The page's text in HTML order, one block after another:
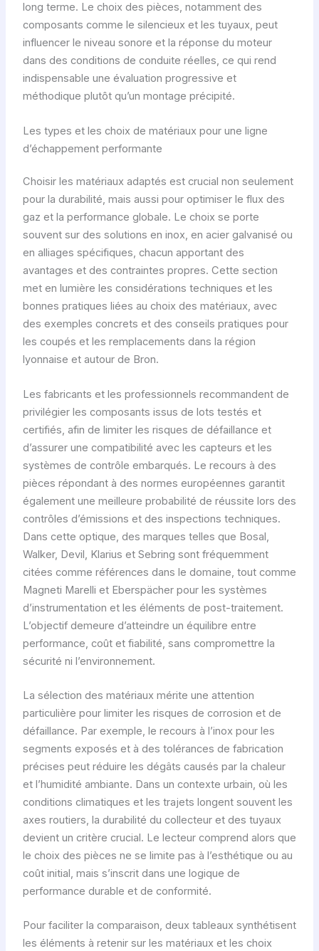
long terme. Le choix des pièces, notamment des
composants comme le silencieux et les tuyaux, peut
influencer le niveau sonore et la réponse du moteur
dans des conditions de conduite réelles, ce qui rend
indispensable une évaluation progressive et
méthodique plutôt qu’un montage précipité.
Les types et les choix de matériaux pour une ligne
d’échappement performante
Choisir les matériaux adaptés est crucial non seulement
pour la durabilité, mais aussi pour optimiser le flux des
gaz et la performance globale. Le choix se porte
souvent sur des solutions en inox, en acier galvanisé ou
en alliages spécifiques, chacun apportant des
avantages et des contraintes propres. Cette section
met en lumière les considérations techniques et les
bonnes pratiques liées au choix des matériaux, avec
des exemples concrets et des conseils pratiques pour
les coupés et les remplacements dans la région
lyonnaise et autour de Bron.
Les fabricants et les professionnels recommandent de
privilégier les composants issus de lots testés et
certifiés, afin de limiter les risques de défaillance et
d’assurer une compatibilité avec les capteurs et les
systèmes de contrôle embarqués. Le recours à des
pièces répondant à des normes européennes garantit
également une meilleure probabilité de réussite lors des
contrôles d’émissions et des inspections techniques.
Dans cette optique, des marques telles que Bosal,
Walker, Devil, Klarius et Sebring sont fréquemment
citées comme références dans le domaine, tout comme
Magneti Marelli et Eberspächer pour les systèmes
d’instrumentation et les éléments de post-traitement.
L’objectif demeure d’atteindre un équilibre entre
performance, coût et fiabilité, sans compromettre la
sécurité ni l’environnement.
La sélection des matériaux mérite une attention
particulière pour limiter les risques de corrosion et de
défaillance. Par exemple, le recours à l’inox pour les
segments exposés et à des tolérances de fabrication
précises peut réduire les dégâts causés par la chaleur
et l’humidité ambiante. Dans un contexte urbain, où les
conditions climatiques et les trajets longent souvent les
axes routiers, la durabilité du collecteur et des tuyaux
devient un critère crucial. Le lecteur comprend alors que
le choix des pièces ne se limite pas à l’esthétique ou au
coût initial, mais s’inscrit dans une logique de
performance durable et de conformité.
Pour faciliter la comparaison, deux tableaux synthétisent
les éléments à retenir sur les matériaux et les choix